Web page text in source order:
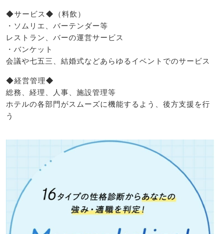
◆サービス◆（料飲）
・ソムリエ、バーテンダー等
レストラン、バーの運営サービス
・バンケット
会議や七五三、結婚式などあらゆるイベントでのサービス
◆経営管理◆
総務、経理、人事、施設管理等
ホテルの各部門がスムーズに機能するよう、後方支援を行
う